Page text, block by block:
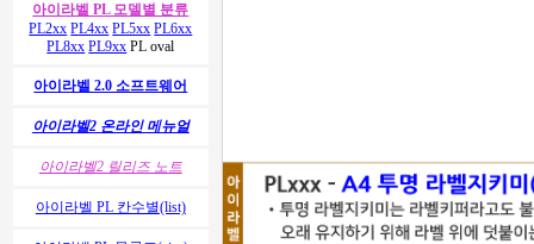
아이라벨 PL 모델별 분류
PL2xx PL4xx PL5xx PL6xx
PL8xx PL9xx PL oval
아이라벨 2.0 소프트웨어
아이라벨2 온라인 메뉴얼
아이라벨2 릴리즈 노트
아이라벨 PL 칸수별(list)